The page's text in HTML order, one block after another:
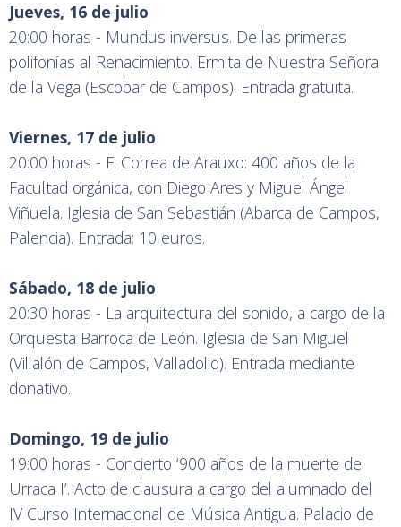
Jueves, 16 de julio
20:00 horas - Mundus inversus. De las primeras
polifonías al Renacimiento. Ermita de Nuestra Señora
de la Vega (Escobar de Campos). Entrada gratuita.
Viernes, 17 de julio
20:00 horas - F. Correa de Arauxo: 400 años de la
Facultad orgánica, con Diego Ares y Miguel Ángel
Viñuela. Iglesia de San Sebastián (Abarca de Campos,
Palencia). Entrada: 10 euros.
Sábado, 18 de julio
20:30 horas - La arquitectura del sonido, a cargo de la
Orquesta Barroca de León. Iglesia de San Miguel
(Villalón de Campos, Valladolid). Entrada mediante
donativo.
Domingo, 19 de julio
19:00 horas - Concierto ‘900 años de la muerte de
Urraca I’. Acto de clausura a cargo del alumnado del
IV Curso Internacional de Música Antigua. Palacio de